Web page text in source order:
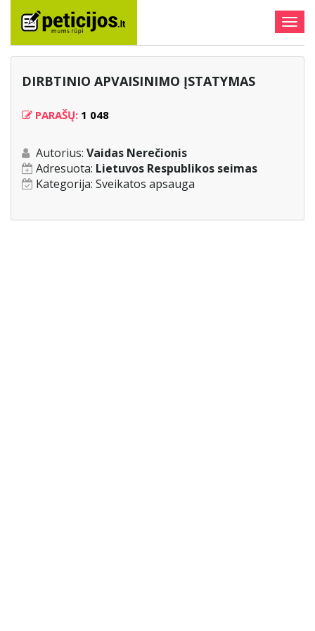
DIRBTINIO APVAISINIMO ĮSTATYMAS
PARAŠŲ: 1 048
Autorius: Vaidas Nerečionis
Adresuota: Lietuvos Respublikos seimas
Kategorija: Sveikatos apsauga